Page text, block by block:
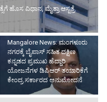
ಹೊಸ ವಿಧಾನ, ಮೈತ್ರಾ ಆಸ್ಪತ್ರೆ
Mangalore News: ಮಂಗಳೂರು
ನಗರಕ್ಕೆ ಬೈಪಾಸ್‌ ಸಹಿತ ದಕ್ಷಿಣ
ಕನ್ನಡದ ಪ್ರಮುಖ ಹೆದ್ದಾರಿ
ಯೋಜನೆಗಳ ಡಿಪಿಆರ್ ತಯಾರಿಕೆಗೆ
ಕೇಂದ್ರ ಸರ್ಕಾರದ ಅನುಮೋದನೆ